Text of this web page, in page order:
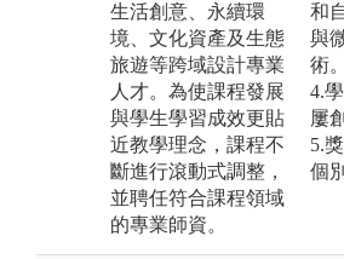
生活創意、永續環
境、文化資產及生態
旅遊等跨域設計專業
人才。為使課程發展
與學生學習成效更貼
近教學理念，課程不
斷進行滾動式調整，
並聘任符合課程領域
的專業師資。
和
與
術。
4.
屢
5.
個